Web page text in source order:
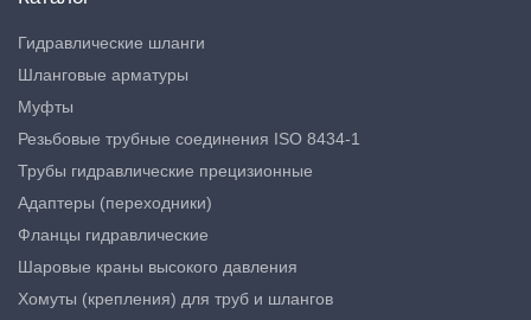
Гидравлические шланги
Шланговые арматуры
Муфты
Резьбовые трубные соединения ISO 8434-1
Трубы гидравлические прецизионные
Адаптеры (переходники)
Фланцы гидравлические
Шаровые краны высокого давления
Хомуты (крепления) для труб и шлангов